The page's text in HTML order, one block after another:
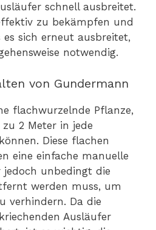
schnell ausbreitet.
zu bekämpfen und
sich erneut ausbreitet,
notwendig.
von Gundermann
flachwurzelnde Pflanze,
2 Meter in jede
Diese flachen
eine einfache manuelle
unbedingt die
werden muss, um
verhindern. Da die
Ausläufer